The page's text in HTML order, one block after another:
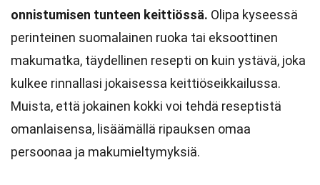
onnistumisen tunteen keittiössä. Olipa kyseessä
perinteinen suomalainen ruoka tai eksoottinen
makumatka, täydellinen resepti on kuin ystävä, joka
kulkee rinnallasi jokaisessa keittiöseikkailussa.
Muista, että jokainen kokki voi tehdä reseptistä
omanlaisensa, lisäämällä ripauksen omaa
persoonaa ja makumieltymyksiä.